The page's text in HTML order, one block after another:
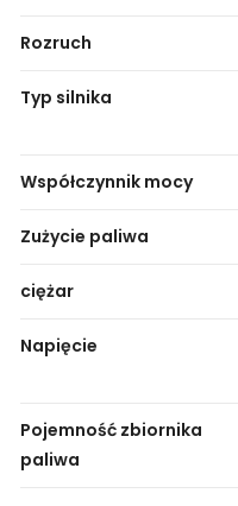
Rozruch
Typ silnika
Współczynnik mocy
Zużycie paliwa
ciężar
Napięcie
Pojemność zbiornika
paliwa